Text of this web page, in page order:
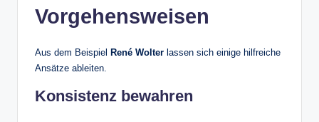
Vorgehensweisen
Aus dem Beispiel René Wolter lassen sich einige hilfreiche
Ansätze ableiten.
Konsistenz bewahren